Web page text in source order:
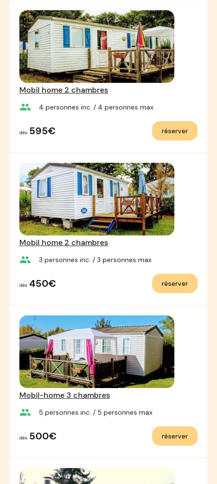
Mobil home 2 chambres
group 4 personnes inc. / 4 personnes max
dès 595€ réserver
Mobil home 2 chambres
group 3 personnes inc. / 3 personnes max
dès 450€ réserver
Mobil-home 3 chambres
group 5 personnes inc. / 5 personnes max
dès 500€ réserver